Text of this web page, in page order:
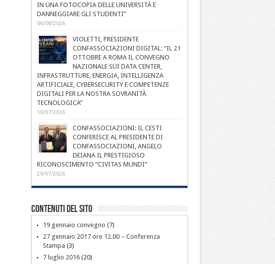
IN UNA FOTOCOPIA DELLE UNIVERSITÀ E
DANNEGGIARE GLI STUDENTI”
06/08/2026
VIOLETTI, PRESIDENTE
CONFASSOCIAZIONI DIGITAL: “IL 21
OTTOBRE A ROMA IL CONVEGNO
NAZIONALE SUI DATA CENTER,
INFRASTRUTTURE, ENERGIA, INTELLIGENZA
ARTIFICIALE, CYBERSECURITY E COMPETENZE
DIGITALI PER LA NOSTRA SOVRANITÀ
TECNOLOGICA”
30/07/2026
CONFASSOCIAZIONI: IL CESTI
CONFERISCE AL PRESIDENTE DI
CONFASSOCIAZIONI, ANGELO
DEIANA IL PRESTIGIOSO
RICONOSCIMENTO “CIVITAS MUNDI”
29/07/2026
Contenuti del sito
19 gennaio convegno (7)
27 gennaio 2017 ore 12.00 – Conferenza
Stampa (3)
7 luglio 2016(20)